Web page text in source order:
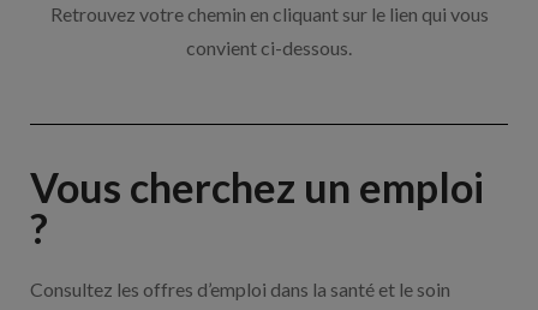
Retrouvez votre chemin en cliquant sur le lien qui vous
convient ci-dessous.
Vous cherchez un emploi
?
Consultez les offres d’emploi dans la santé et le soin